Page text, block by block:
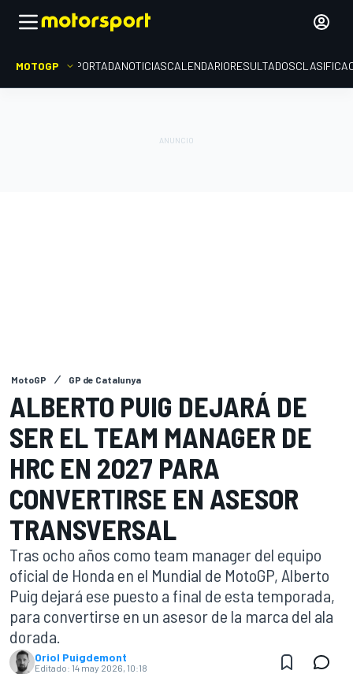
MOTOGP PORTADANOTICIASCALENDARIORESULTADOS
MotoGP GP de Catalunya
ALBERTO PUIG DEJARÁ DE
SER EL TEAM MANAGER DE
HRC EN 2027 PARA
CONVERTIRSE EN ASESOR
TRANSVERSAL
Tras ocho años como team manager del equipo
oficial de Honda en el Mundial de MotoGP, Alberto
Puig dejará ese puesto a final de esta temporada,
para convertirse en un asesor de la marca del ala
dorada.
Oriol Puigdemont
Editado: 14 may 2026, 10:18